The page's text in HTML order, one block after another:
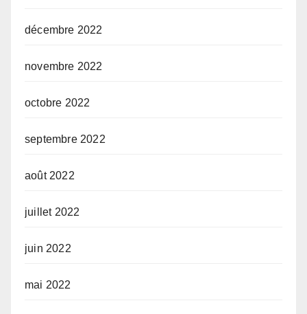
décembre 2022
novembre 2022
octobre 2022
septembre 2022
août 2022
juillet 2022
juin 2022
mai 2022